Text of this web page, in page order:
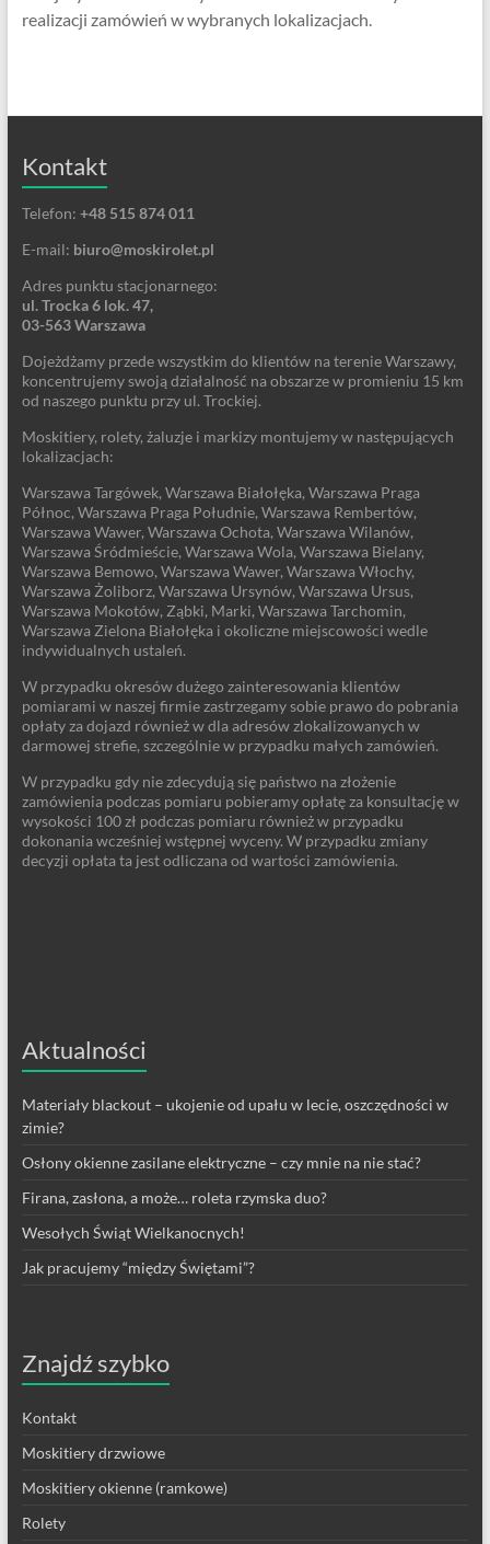
realizacji zamówień w wybranych lokalizacjach.
Kontakt
Telefon: +48 515 874 011
E-mail: biuro@moskirolet.pl
Adres punktu stacjonarnego:
ul. Trocka 6 lok. 47,
03-563 Warszawa
Dojeżdżamy przede wszystkim do klientów na terenie Warszawy,
koncentrujemy swoją działalność na obszarze w promieniu 15 km
od naszego punktu przy ul. Trockiej.
Moskitiery, rolety, żaluzje i markizy montujemy w następujących
lokalizacjach:
Warszawa Targówek, Warszawa Białołęka, Warszawa Praga
Północ, Warszawa Praga Południe, Warszawa Rembertów,
Warszawa Wawer, Warszawa Ochota, Warszawa Wilanów,
Warszawa Śródmieście, Warszawa Wola, Warszawa Bielany,
Warszawa Bemowo, Warszawa Wawer, Warszawa Włochy,
Warszawa Żoliborz, Warszawa Ursynów, Warszawa Ursus,
Warszawa Mokotów, Ząbki, Marki, Warszawa Tarchomin,
Warszawa Zielona Białołęka i okoliczne miejscowości wedle
indywidualnych ustaleń.
W przypadku okresów dużego zainteresowania klientów
pomiarami w naszej firmie zastrzegamy sobie prawo do pobrania
opłaty za dojazd również w dla adresów zlokalizowanych w
darmowej strefie, szczególnie w przypadku małych zamówień.
W przypadku gdy nie zdecydują się państwo na złożenie
zamówienia podczas pomiaru pobieramy opłatę za konsultację w
wysokości 100 zł podczas pomiaru również w przypadku
dokonania wcześniej wstępnej wyceny. W przypadku zmiany
decyzji opłata ta jest odliczana od wartości zamówienia.
Aktualności
Materiały blackout – ukojenie od upału w lecie, oszczędności w
zimie?
Osłony okienne zasilane elektryczne – czy mnie na nie stać?
Firana, zasłona, a może… roleta rzymska duo?
Wesołych Świąt Wielkanocnych!
Jak pracujemy “między Świętami”?
Znajdź szybko
Kontakt
Moskitiery drzwiowe
Moskitiery okienne (ramkowe)
Rolety